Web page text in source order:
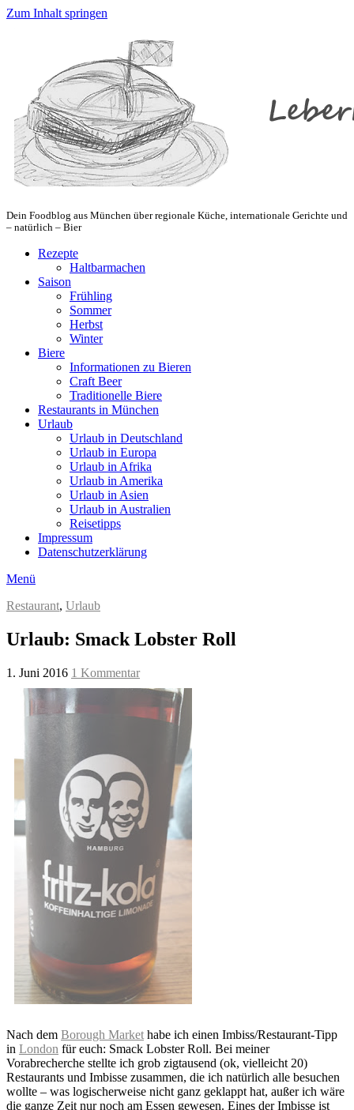
Zum Inhalt springen
Dein Foodblog aus München über regionale Küche, internationale Gerichte und
– natürlich – Bier
Rezepte
Haltbarmachen
Saison
Frühling
Sommer
Herbst
Winter
Biere
Informationen zu Bieren
Craft Beer
Traditionelle Biere
Restaurants in München
Urlaub
Urlaub in Deutschland
Urlaub in Europa
Urlaub in Afrika
Urlaub in Amerika
Urlaub in Asien
Urlaub in Australien
Reisetipps
Impressum
Datenschutzerklärung
Menü
Restaurant, Urlaub
Urlaub: Smack Lobster Roll
1. Juni 2016 1 Kommentar
Nach dem Borough Market habe ich einen Imbiss/Restaurant-Tipp
in London für euch: Smack Lobster Roll. Bei meiner
Vorabrecherche stellte ich grob zigtausend (ok, vielleicht 20)
Restaurants und Imbisse zusammen, die ich natürlich alle besuchen
wollte – was logischerweise nicht ganz geklappt hat, außer ich wäre
die ganze Zeit nur noch am Essen gewesen. Eines der Imbisse ist